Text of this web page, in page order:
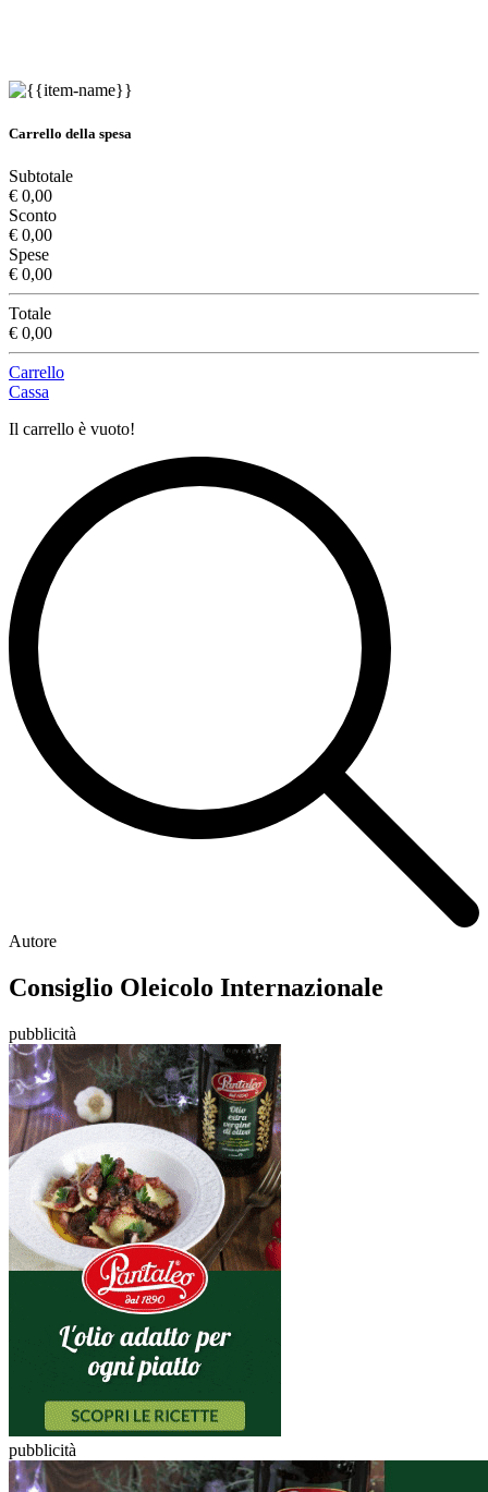
Carrello della spesa
Subtotale
€ 0,00
Sconto
€ 0,00
Spese
€ 0,00
Totale
€ 0,00
Carrello
Cassa
Il carrello è vuoto!
Autore
Consiglio Oleicolo Internazionale
pubblicità
pubblicità